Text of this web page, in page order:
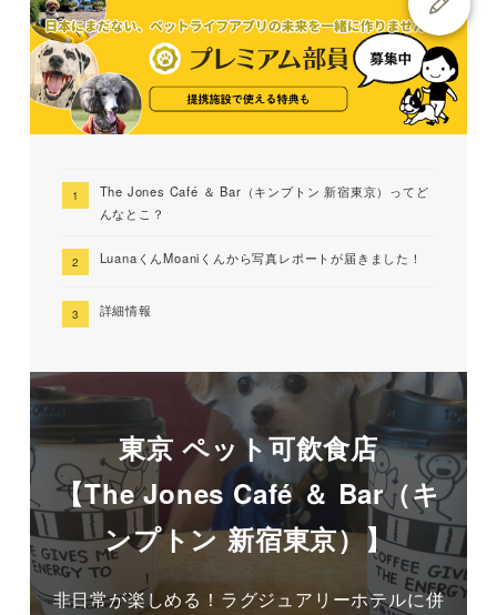
The Jones Café ＆ Bar（キンプトン 新宿東京）ってど
んなとこ？
LuanaくんMoaniくんから写真レポートが届きました！
詳細情報
東京 ペット可飲食店
【The Jones Café ＆ Bar（キ
ンプトン 新宿東京）】
非日常が楽しめる！ラグジュアリーホテルに併